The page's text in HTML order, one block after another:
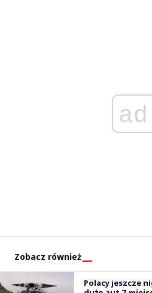
ad
Zobacz również
Polacy jeszcze